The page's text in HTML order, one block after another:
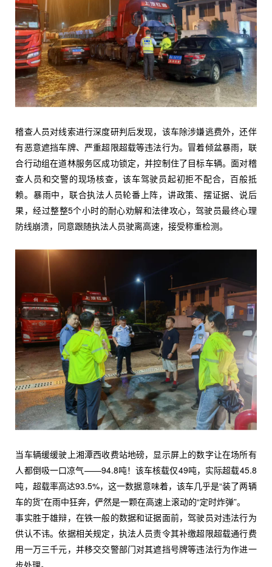
稽查人员对线索进行深度研判后发现，该车除涉嫌逃费外，还伴
有恶意遮挡车牌、严重超限超载等违法行为。冒着倾盆暴雨，联
合行动组在道林服务区成功锁定，并控制住了目标车辆。面对稽
查人员和交警的现场核查，该车驾驶员起初拒不配合，百般抵
赖。暴雨中，联合执法人员轮番上阵，讲政策、摆证据、说后
果，经过整整5个小时的耐心劝解和法律攻心，驾驶员最终心理
防线崩溃，同意跟随执法人员驶离高速，接受称重检测。
当车辆缓缓驶上湘潭西收费站地磅，显示屏上的数字让在场所有
人都倒吸一口凉气——94.8吨！该车核载仅49吨，实际超载45.8
吨，超载率高达93.5%，这一数据意味着，该车几乎是“装了两辆
车的货”在雨中狂奔，俨然是一颗在高速上滚动的“定时炸弹”。
事实胜于雄辩，在铁一般的数据和证据面前，驾驶员对违法行为
供认不讳。依据相关规定，执法人员责令其补缴超限超载通行费
用一万三千元，并移交交警部门对其遮挡号牌等违法行为作进一
步处理。